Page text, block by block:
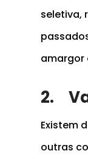
seletiva,
amargor
2.
Existem
outras